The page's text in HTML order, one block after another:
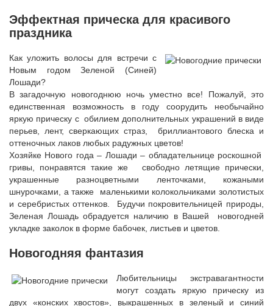
Эффектная прическа для красивого
праздника
Как уложить волосы для встречи с
Новым годом Зеленой (Синей)
Лошади?
В загадочную новогоднюю ночь уместно все! Пожалуй, это
единственная возможность в году соорудить необычайно
яркую прическу с обилием дополнительных украшений в виде
перьев, лент, сверкающих страз, бриллиантового блеска и
оттеночных лаков любых радужных цветов!
Хозяйке Нового года – Лошади – обладательнице роскошной
гривы, понравятся такие же свободно летящие прически,
украшенные разноцветными ленточками, кожаными
шнурочками, а также маленькими колокольчиками золотистых
и серебристых оттенков. Будучи покровительницей природы,
Зеленая Лошадь обрадуется наличию в Вашей новогодней
укладке заколок в форме бабочек, листьев и цветов.
Новогодняя фантазия
Любительницы экстравагантности
могут создать яркую прическу из
двух «конских хвостов», выкрашенных в зеленый и синий